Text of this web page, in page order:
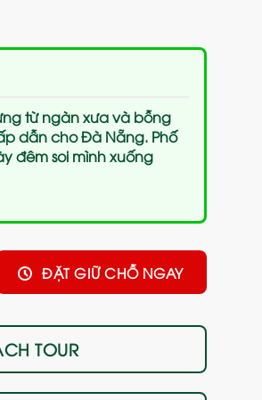
từ ngàn xưa và bỗng
dẫn cho Đà Nẵng. Phố
đêm soi mình xuống
ĐẶT GIỮ CHỖ NGAY
TOUR